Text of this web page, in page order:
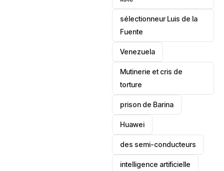
sélectionneur Luis de la
Fuente
‎Venezuela
Mutinerie et cris de
torture
prison de Barina
Huawei
des semi-conducteurs
intelligence artificielle